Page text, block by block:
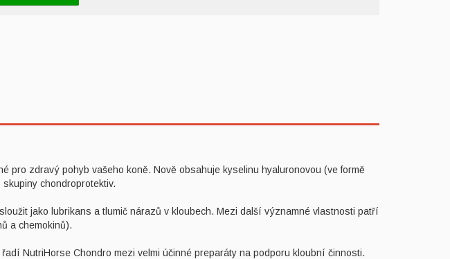
pro zdravý pohyb vašeho koně. Nově obsahuje kyselinu hyaluronovou (ve formě
chondroprotektiv.
jako lubrikans a tlumič nárazů v kloubech. Mezi další významné vlastnosti patří
a chemokinů).
NutriHorse Chondro mezi velmi účinné preparáty na podporu kloubní činnosti.